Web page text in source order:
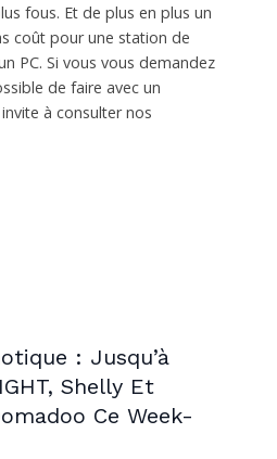
fous. Et de plus en plus un
coût pour une station de
PC. Si vous vous demandez
de faire avec un
à consulter nos
: Jusqu’à
Shelly Et
Ce Week-